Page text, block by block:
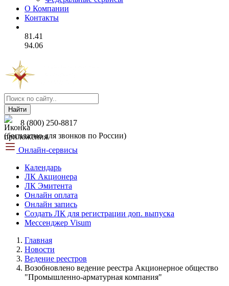
О Компании
Контакты
81.41
94.06
Найти
8 (800) 250-8817
(бесплатно для звонков по России)
Онлайн-сервисы
Календарь
ЛК Акционера
ЛК Эмитента
Онлайн оплата
Онлайн запись
Создать ЛК для регистрации доп. выпуска
Мессенджер Visum
Главная
Новости
Ведение реестров
Возобновлено ведение реестра Акционерное общество
"Промышленно-арматурная компания"